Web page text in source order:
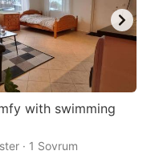
with swimming
· 1 Sovrum